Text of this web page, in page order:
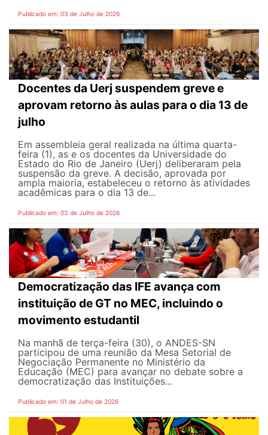
Publicado em: 03 de Julho de 2026
Docentes da Uerj suspendem greve e
aprovam retorno às aulas para o dia 13 de
julho
Em assembleia geral realizada na última quarta-
feira (1), as e os docentes da Universidade do
Estado do Rio de Janeiro (Uerj) deliberaram pela
suspensão da greve. A decisão, aprovada por
ampla maioria, estabeleceu o retorno às atividades
acadêmicas para o dia 13 de...
Publicado em: 03 de Julho de 2026
Democratização das IFE avança com
instituição de GT no MEC, incluindo o
movimento estudantil
Na manhã de terça-feira (30), o ANDES-SN
participou de uma reunião da Mesa Setorial de
Negociação Permanente no Ministério da
Educação (MEC) para avançar no debate sobre a
democratização das Instituições...
Publicado em: 01 de Julho de 2026